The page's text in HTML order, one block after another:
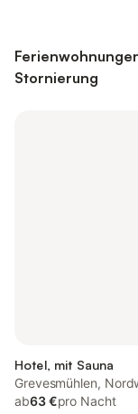
Stornierung
Hotel, mit Sauna
Grevesmühlen,
(Wismar und
ab63 €pro Nacht